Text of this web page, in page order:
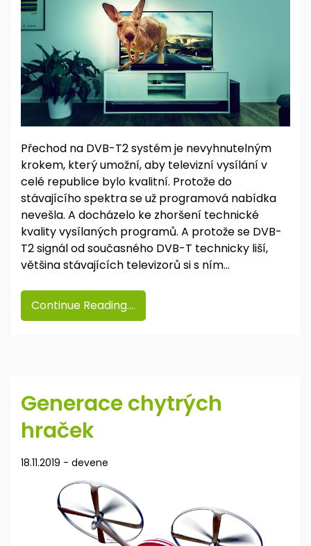
Přechod na DVB-T2 systém je nevyhnutelným
krokem, který umožní, aby televizní vysílání v
celé republice bylo kvalitní. Protože do
stávajícího spektra se už programová nabídka
nevešla. A docházelo ke zhoršení technické
kvality vysílaných programů. A protože se DVB-
T2 signál od současného DVB-T technicky liší,
většina stávajících televizorů si s ním…
Continue Reading....
Generace chytrých
hraček
18.11.2019 - devene